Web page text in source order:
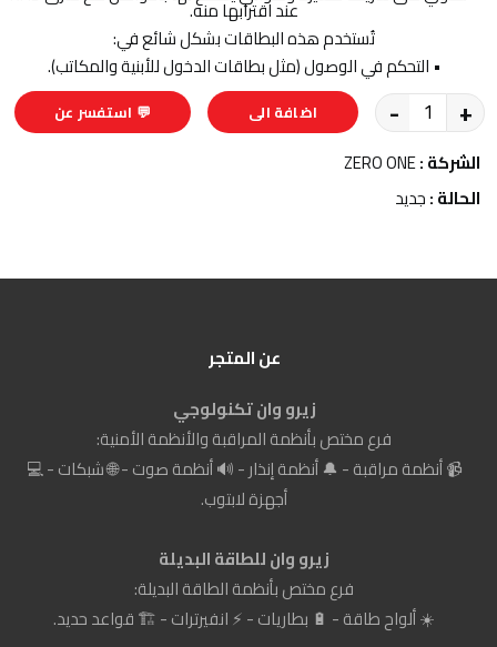
عند اقترابها منه.
تُستخدم هذه البطاقات بشكل شائع في:
• التحكم في الوصول (مثل بطاقات الدخول للأبنية والمكاتب).
- +
اضافة الى
💬 استفسر عن
الشركة :ZERO ONE
الحالة :جديد
عن المتجر
زيرو وان تكنولوجي
فرع مختص بأنظمة المراقبة والأنظمة الأمنية:
📹 أنظمة مراقبة - 🔔 أنظمة إنذار - 🔊 أنظمة صوت - 🌐 شبكات - 💻
أجهزة لابتوب.
زيرو وان للطاقة البديلة
فرع مختص بأنظمة الطاقة البديلة:
☀️ ألواح طاقة - 🔋 بطاريات - ⚡ انفيرترات - 🏗️ قواعد حديد.